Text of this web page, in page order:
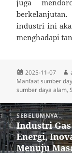
juga
industri ini
menghadapi
Diposkan
pada
2025-11-07
Manfaat sumber
sumber daya alam,
Navigasi
pos SEBELUMNYA
Pos
sebelumnya:
Industri
Energi,
Menuju